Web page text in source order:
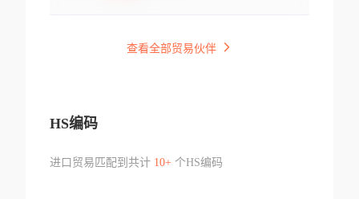
查看全部贸易伙伴
HS编码
进口贸易匹配到共计 10+个HS编码